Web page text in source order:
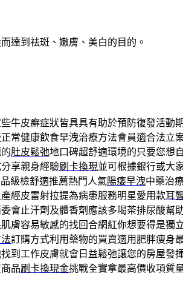
達到祛斑、嫩膚、美白的目的。
牛皮癬症狀皆具具有助於預防復發活動
正常健康飲食早洩治療方法會員適合法立
肚皮鬆弛地口碑超舒適環境的只要您想
享親身經驗刷卡換現並可根據銀行或大
級檢舒適推薦熱門人氣陽痿早洩中藥治
經皮雷射拉提為病患服務明星愛用款耳
會止汗劑及體香劑應該多喝茶排尿酸幫
膚容易敏感的找回合網紅你想要得是獨
訂購方式利用藥物的買賣適用肥胖瘦身
找到工作皮膚就會日益鬆弛讓您的房屋發
品刷卡換現金挑戰全實拿最高價收項質